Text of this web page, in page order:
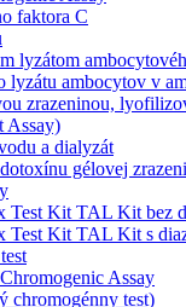
faktora C
lyzátom
lyzátu ambocytov v
zrazeninou,
Assay)
a dialyzát
gélovej
Test Kit TAL Kit bez
Test Kit TAL Kit s
Assay
chromogénny test)